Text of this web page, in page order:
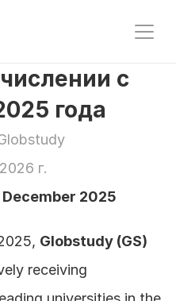
с
года
г.
2025
Globstudy (GS)
receiving